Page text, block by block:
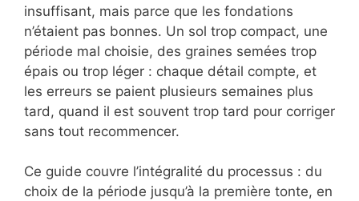
insuffisant, mais parce que les fondations
n’étaient pas bonnes. Un sol trop compact, une
période mal choisie, des graines semées trop
épais ou trop léger : chaque détail compte, et
les erreurs se paient plusieurs semaines plus
tard, quand il est souvent trop tard pour corriger
sans tout recommencer.
Ce guide couvre l’intégralité du processus : du
choix de la période jusqu’à la première tonte, en